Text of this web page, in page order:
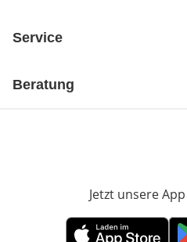
Service
Beratung
Jetzt unsere